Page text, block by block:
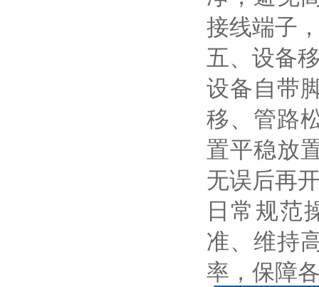
接线端子
五、设备
设备自带
移、管路
置平稳放
无误后再
日常规范
准、维持
率，保障